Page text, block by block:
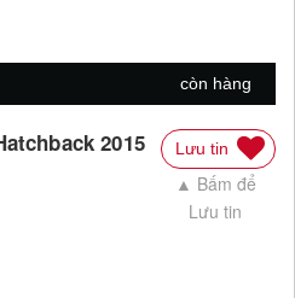
còn hàng
Lưu tin
2015
▲ Bấm để
Lưu tin